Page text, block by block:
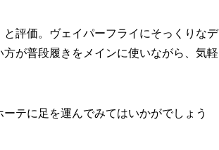
評価。ヴェイパーフライにそっくりなデ
が普段履きをメインに使いながら、気軽
テに足を運んでみてはいかがでしょう